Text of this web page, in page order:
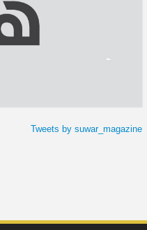
Tweets by suwar_magazine